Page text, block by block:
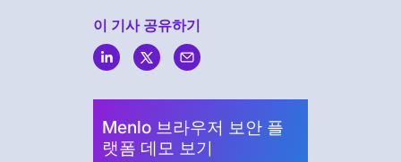
이 기사 공유하기
Menlo 브라우저 보안 플
랫폼 데모 보기